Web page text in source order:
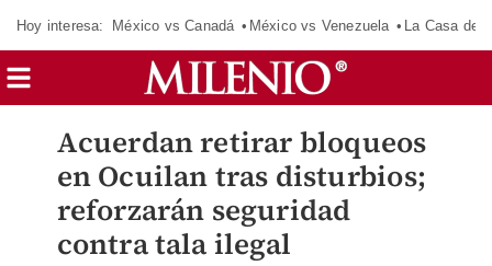
Hoy interesa: México vs Canadá México vs Venezuela La Casa de
Acuerdan retirar bloqueos
en Ocuilan tras disturbios;
reforzarán seguridad
contra tala ilegal